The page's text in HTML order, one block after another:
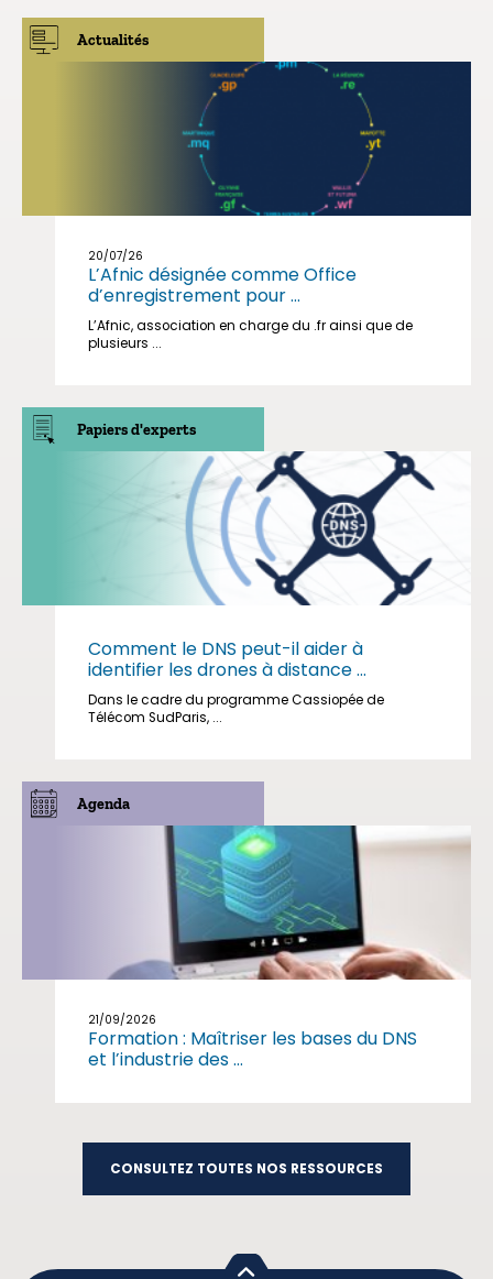
Actualités
20/07/26
L’Afnic désignée comme Office
d’enregistrement pour ...
L’Afnic, association en charge du .fr ainsi que de
plusieurs ...
Papiers d'experts
Comment le DNS peut-il aider à
identifier les drones à distance ...
Dans le cadre du programme Cassiopée de
Télécom SudParis, ...
Agenda
21/09/2026
Formation : Maîtriser les bases du DNS
et l’industrie des ...
CONSULTEZ TOUTES NOS RESSOURCES